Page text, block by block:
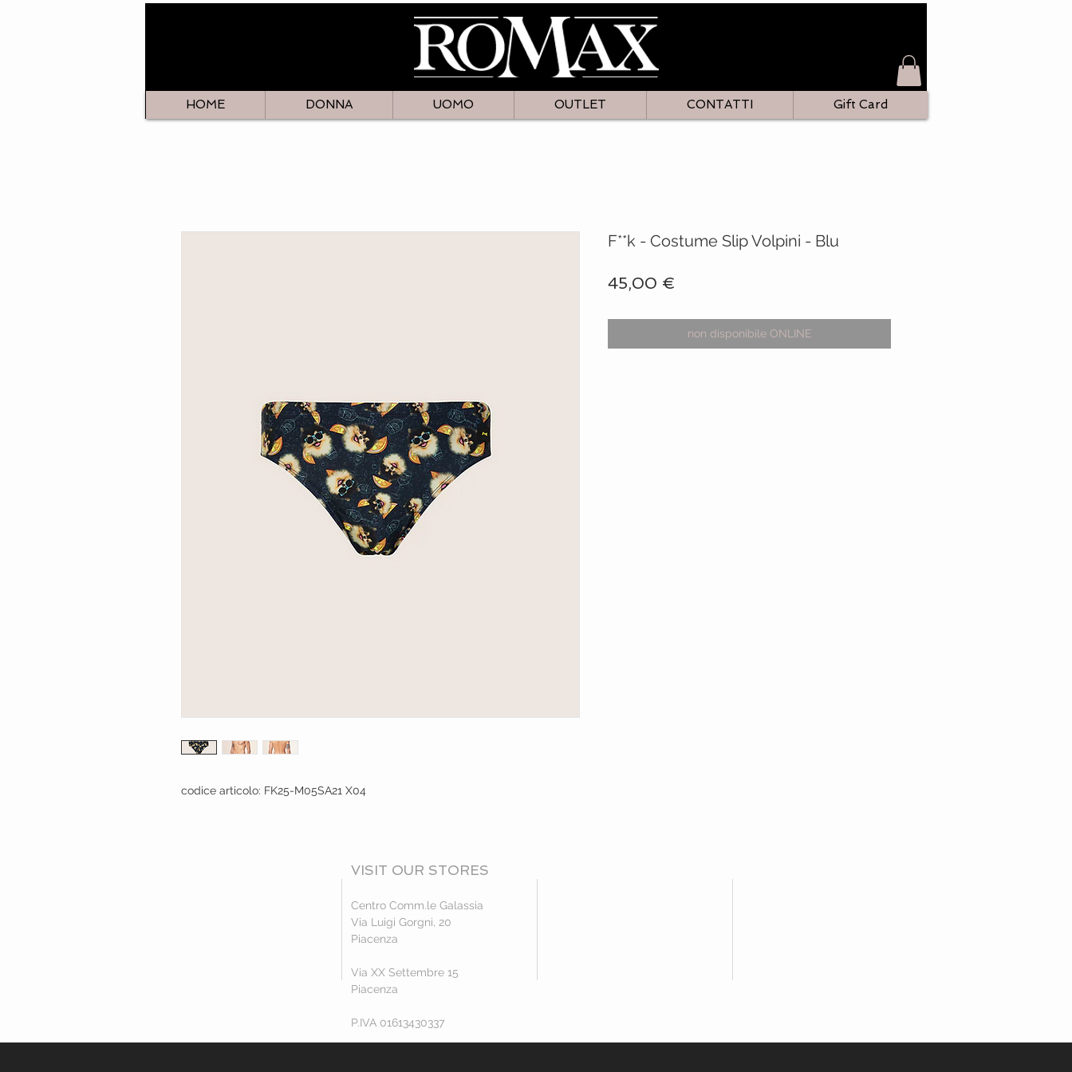
HOME DONNA UOMO OUTLET CONTATTI Gift Card
codice articolo: FK25-M05SA21 X04
F**k - Costume Slip Volpini - Blu
45,00 €
non disponibile ONLINE
VISIT OUR STORES
Centro Comm.le Galassia
Via Luigi Gorgni, 20
Piacenza
Via XX Settembre 15
Piacenza
P.IVA 01613430337